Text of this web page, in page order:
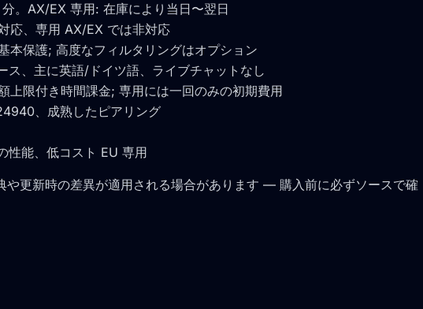
。AX/EX 専用: 在庫により当日〜翌日
応、専用 AX/EX では非対応
本保護; 高度なフィルタリングはオプション
ス、主に英語/ドイツ語、ライブチャットなし
上限付き時間課金; 専用には一回のみの初期費用
、成熟したピアリング
性能、低コスト EU 専用
更新時の差異が適用される場合があります — 購入前に必ずソースで確